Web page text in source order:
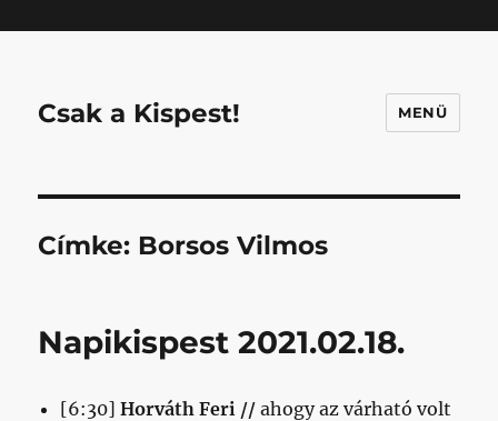
Csak a Kispest! MENÜ
Címke: Borsos Vilmos
Napikispest 2021.02.18.
[6:30]Horváth Feri // ahogy az várható volt